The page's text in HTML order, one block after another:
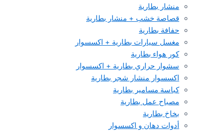
منشار بطارية
قصاصة خشب + منشار بطارية
حفافة بطارية
مغسل سيارات بطارية + اكسسوار
كور هواء بطارية
سشوار حراري بطارية + اكسسوار
اكسسوار منشار شجر بطارية
كباسة مسامير بطارية
مصباح عمل بطارية
بخاخ بطارية
أدوات دهان و اكسسوار